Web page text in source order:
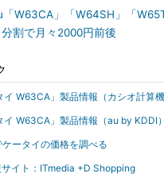
「W63CA」「W64SH」「
分割で月々2000円前後
イ W63CA」製品情報（カシオ計算機
イ W63CA」製品情報（au by KDDI）
ータイの価格を調べる
イト：ITmedia +D Shopping